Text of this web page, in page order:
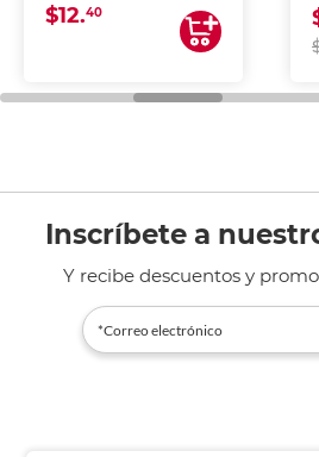
$12.40
Inscríbete a
Y recibe descuentos y